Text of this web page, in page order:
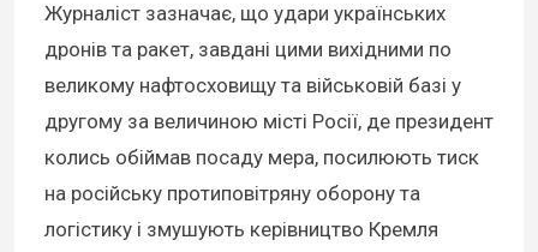
Журналіст зазначає, що удари українських
дронів та ракет, завдані цими вихідними по
великому нафтосховищу та військовій базі у
другому за величиною місті Росії, де президент
колись обіймав посаду мера, посилюють тиск
на російську протиповітряну оборону та
логістику і змушують керівництво Кремля